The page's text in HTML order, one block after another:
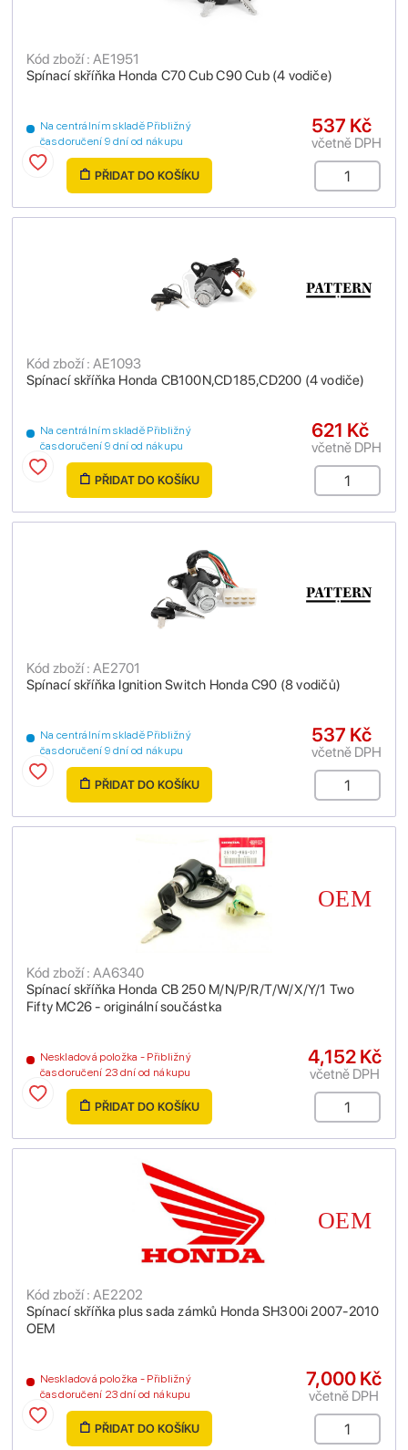
Spínací skříňka Honda C70 Cub C90 Cub (4 vodiče)
Kód zboží : AE1951
Na centrálním skladě Přibližný
čas doručení 9 dní od nákupu
537 Kč
včetně DPH
PŘIDAT DO KOŠÍKU
Spínací skříňka Honda CB100N,CD185,CD200 (4 vodiče)
Kód zboží : AE1093
Na centrálním skladě Přibližný
čas doručení 9 dní od nákupu
621 Kč
včetně DPH
PŘIDAT DO KOŠÍKU
Spínací skříňka Ignition Switch Honda C90 (8 vodičů)
Kód zboží : AE2701
Na centrálním skladě Přibližný
čas doručení 9 dní od nákupu
537 Kč
včetně DPH
PŘIDAT DO KOŠÍKU
Spínací skříňka Honda CB 250 M/N/P/R/T/W/X/Y/1 Two
Fifty MC26 - originální součástka
Kód zboží : AA6340
Neskladová položka - Přibližný
čas doručení 23 dní od nákupu
4,152 Kč
včetně DPH
PŘIDAT DO KOŠÍKU
Spínací skříňka plus sada zámků Honda SH300i 2007-2010
OEM
Kód zboží : AE2202
Neskladová položka - Přibližný
čas doručení 23 dní od nákupu
7,000 Kč
včetně DPH
PŘIDAT DO KOŠÍKU